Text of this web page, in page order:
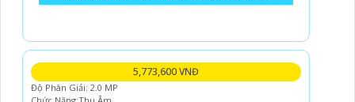
5,773,600 VNĐ
Độ Phân Giải: 2.0 MP